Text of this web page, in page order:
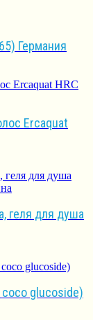
Германия
Ercaquat
геля для душа
coco glucoside)